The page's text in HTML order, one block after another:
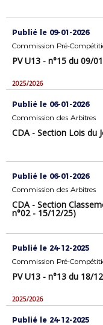
Publié le 09-01-2026
Commission Pré-
PV U13 - n°15 du 09/
2025/2026
Publié le 06-01-2026
Commission des Arbitres
CDA - Section Lois du
Publié le 06-01-2026
Commission des Arbitres
CDA - Section
n°02 - 15/12/25)
Publié le 24-12-2025
Commission Pré-
PV U13 - n°13 du 18/
2025/2026
Publié le 24-12-2025